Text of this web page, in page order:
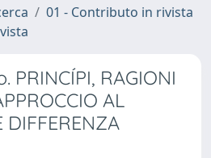
01 - Contributo in rivista
PRINCÍPI, RAGIONI
AL
DIFFERENZA